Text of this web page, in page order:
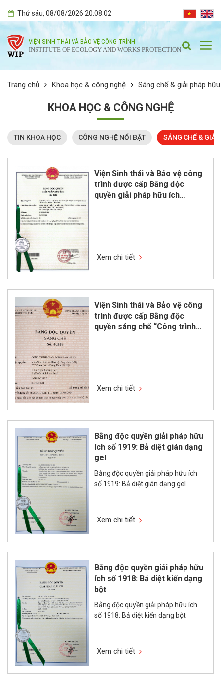
Thứ sáu, 08/08/2026 20:08:03
VIỆN SINH THÁI VÀ BẢO VỆ CÔNG TRÌNH
INSTITUTE OF ECOLOGY AND WORKS PROTECTION
Trang chủ Khoa học & công nghệ Sáng chế & giải pháp
KHOA HỌC & CÔNG NGHỆ
TIN KHOA HỌC CÔNG NGHỆ NỔI BẬT SÁNG CHẾ & GIẢI
Viện Sinh thái và Bảo vệ công
trình được cấp Bằng độc
quyền giải pháp hữu ích
Xem chi tiết
Viện Sinh thái và Bảo vệ công
trình được cấp Bằng độc
quyền sáng chế “Công trình
Xem chi tiết
Bằng độc quyền giải pháp hữu
ích số 1919: Bả diệt gián dạng
gel
Bằng độc quyền giải pháp hữu ích
số 1919: Bả diệt gián dạng gel
Xem chi tiết
Bằng độc quyền giải pháp hữu
ích số 1918: Bả diệt kiến dạng
bột
Bằng độc quyền giải pháp hữu ích
số 1918: Bả diệt kiến dạng bột
Xem chi tiết